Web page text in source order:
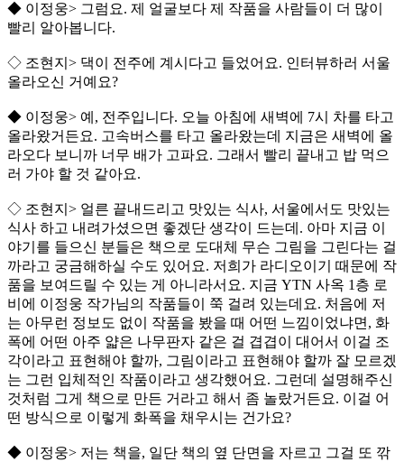
◆ 이정웅> 그럼요. 제 얼굴보다 제 작품을 사람들이 더 많이
빨리 알아봅니다.
◇ 조현지> 댁이 전주에 계시다고 들었어요. 인터뷰하러 서울
올라오신 거예요?
◆ 이정웅> 예, 전주입니다. 오늘 아침에 새벽에 7시 차를 타고
올라왔거든요. 고속버스를 타고 올라왔는데 지금은 새벽에 올
라오다 보니까 너무 배가 고파요. 그래서 빨리 끝내고 밥 먹으
러 가야 할 것 같아요.
◇ 조현지> 얼른 끝내드리고 맛있는 식사, 서울에서도 맛있는
식사 하고 내려가셨으면 좋겠단 생각이 드는데. 아마 지금 이
야기를 들으신 분들은 책으로 도대체 무슨 그림을 그린다는 걸
까라고 궁금해하실 수도 있어요. 저희가 라디오이기 때문에 작
품을 보여드릴 수 있는 게 아니라서요. 지금 YTN 사옥 1층 로
비에 이정웅 작가님의 작품들이 쭉 걸려 있는데요. 처음에 저
는 아무런 정보도 없이 작품을 봤을 때 어떤 느낌이었냐면, 화
폭에 어떤 아주 얇은 나무판자 같은 걸 겹겹이 대어서 이걸 조
각이라고 표현해야 할까, 그림이라고 표현해야 할까 잘 모르겠
는 그런 입체적인 작품이라고 생각했어요. 그런데 설명해주신
것처럼 그게 책으로 만든 거라고 해서 좀 놀랐거든요. 이걸 어
떤 방식으로 이렇게 화폭을 채우시는 건가요?
◆ 이정웅> 저는 책을, 일단 책의 옆 단면을 자르고 그걸 또 깎